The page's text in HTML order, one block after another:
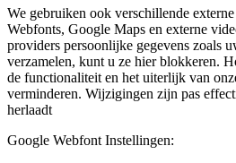
We gebruiken ook verschillende
Webfonts, Google Maps en externe
providers persoonlijke gegevens zoals
verzamelen, kunt u ze hier blokkeren.
de functionaliteit en het uiterlijk van
verminderen. Wijzigingen zijn pas
herlaadt
Google Webfont Instellingen: